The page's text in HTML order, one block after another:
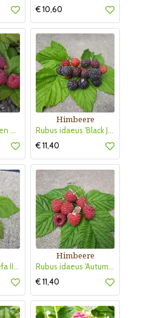
€ 10,60
Rubus idaeus 'Glen Ample'
Himbeere
Rubus idaeus 'Black Jewel'
€ 11,40
Rubus idaeus 'Zefa III Herbsternte'
Himbeere
Rubus idaeus 'Autumn Bliss'
€ 11,40